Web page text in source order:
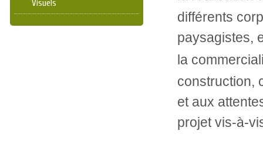
différents
paysagistes,
la
construction,
et aux
projet vis-à-
Visuels